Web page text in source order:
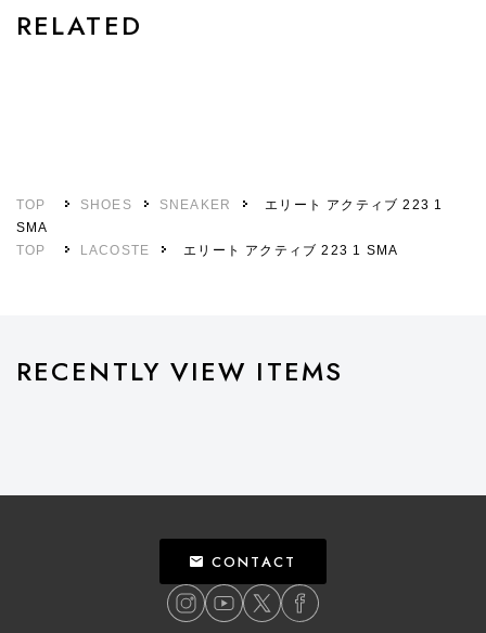
RELATED
TOP SHOES SNEAKER
エリート アクティブ 223 1
SMA
TOP
LACOSTE エリート アクティブ 223 1 SMA
RECENTLY VIEW ITEMS
CONTACT